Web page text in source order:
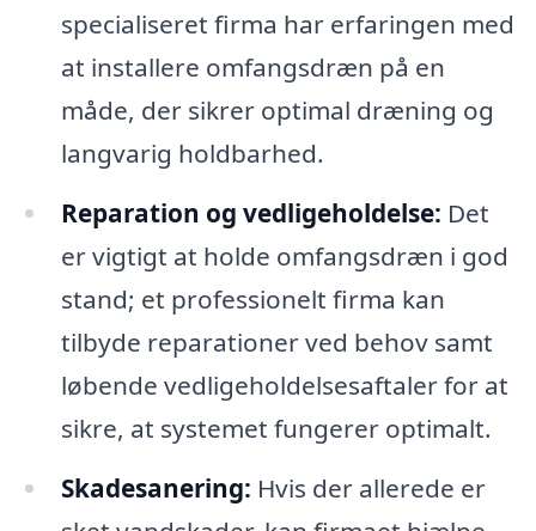
specialiseret firma har erfaringen med
at installere omfangsdræn på en
måde, der sikrer optimal dræning og
langvarig holdbarhed.
Reparation og vedligeholdelse: Det
er vigtigt at holde omfangsdræn i god
stand; et professionelt firma kan
tilbyde reparationer ved behov samt
løbende vedligeholdelsesaftaler for at
sikre, at systemet fungerer optimalt.
Skadesanering: Hvis der allerede er